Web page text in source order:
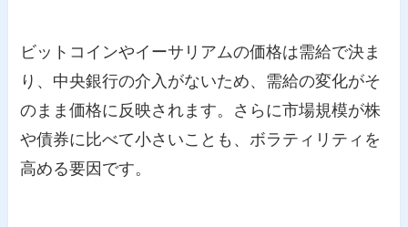
ビットコインやイーサリアムの価格は需給で決ま
り、中央銀行の介入がないため、需給の変化がそ
のまま価格に反映されます。さらに市場規模が株
や債券に比べて小さいことも、ボラティリティを
高める要因です。